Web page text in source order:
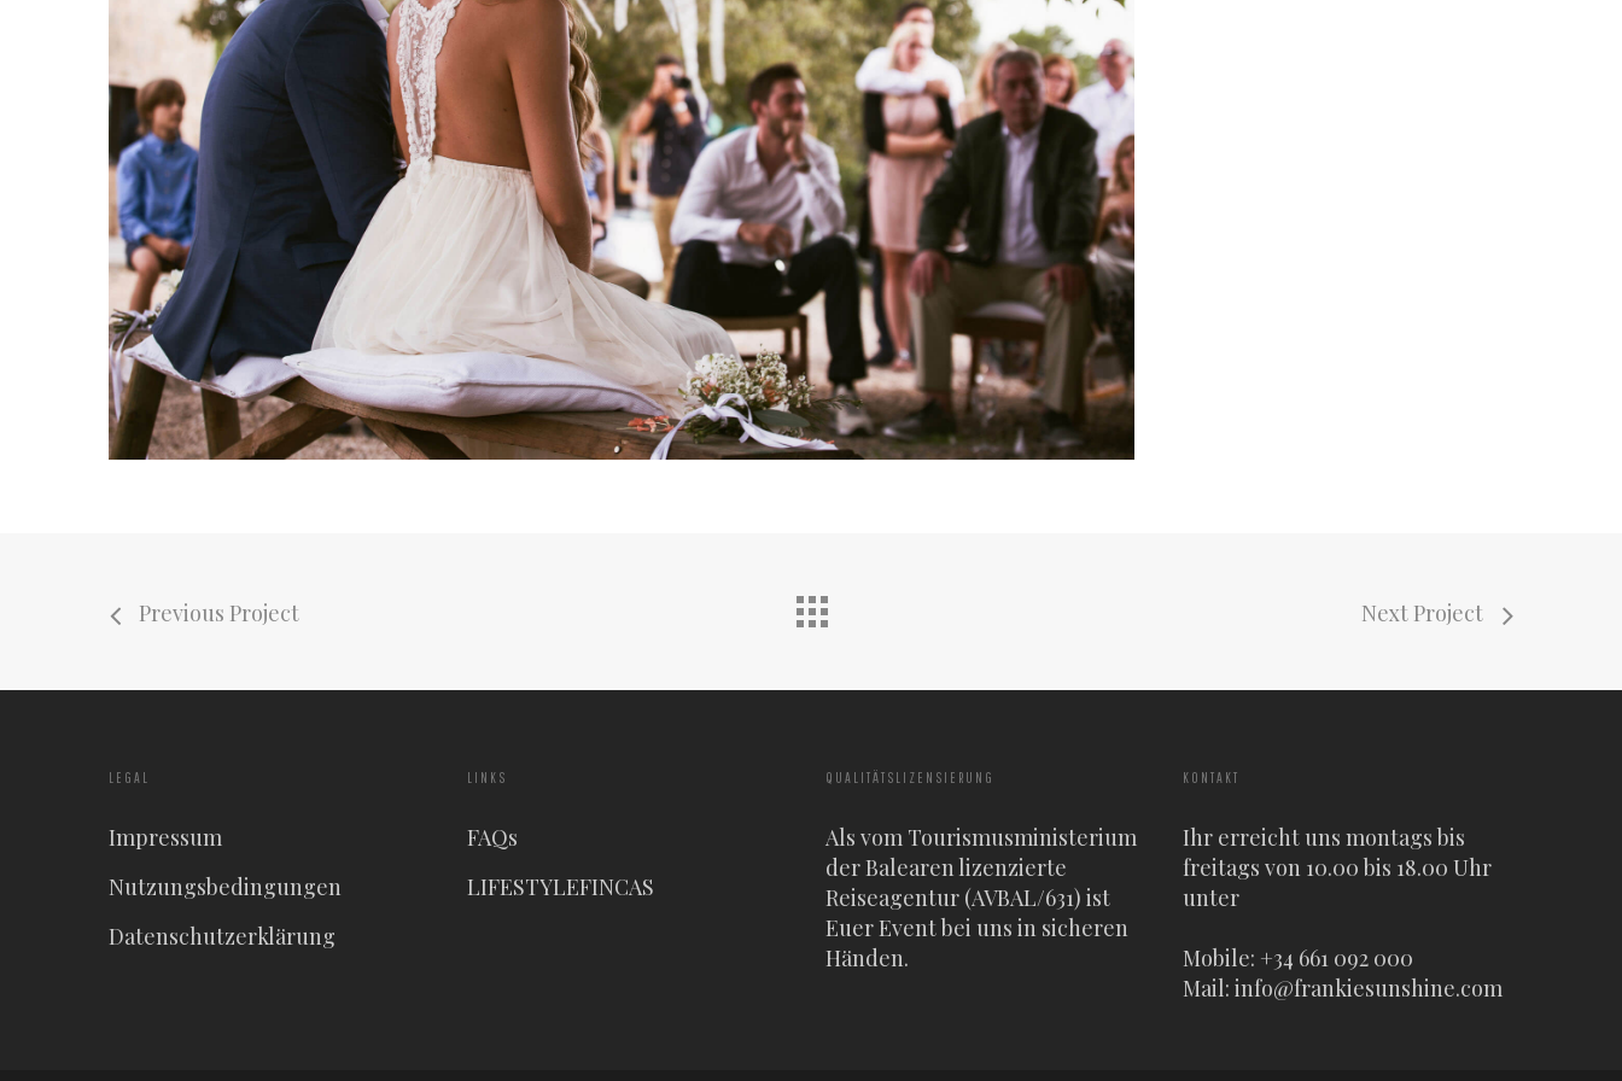
Previous Project Next Project
LEGAL
Impressum
Nutzungsbedingungen
Datenschutzerklärung
LINKS
FAQs
LIFESTYLEFINCAS
QUALITÄTSLIZENSIERUNG
Als vom Tourismusministerium
der Balearen lizenzierte
Reiseagentur (AVBAL/631) ist
Euer Event bei uns in sicheren
Händen.
KONTAKT
Ihr erreicht uns montags bis
freitags von 10.00 bis 18.00 Uhr
unter
Mobile: +34 661 092 000
Mail:info@frankiesunshine.com